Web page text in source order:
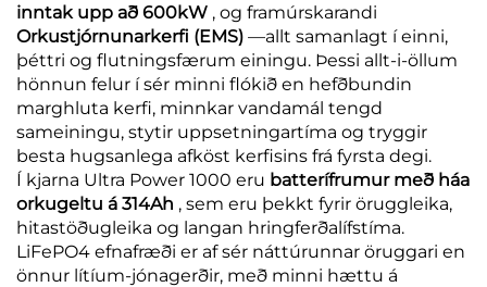
inntak upp að 600kW , og framúrskarandi
Orkustjórnunarkerfi (EMS) —allt samanlagt í einni,
þéttri og flutningsfærum einingu. Þessi allt-i-öllum
hönnun felur í sér minni flókið en hefðbundin
marghluta kerfi, minnkar vandamál tengd
sameiningu, stytir uppsetningartíma og tryggir
besta hugsanlega afköst kerfisins frá fyrsta degi.
Í kjarna Ultra Power 1000 eru batterífrumur með háa
orkugeltu á 314Ah , sem eru þekkt fyrir öruggleika,
hitastöðugleika og langan hringferðalífstíma.
LiFePO4 efnafræði er af sér náttúrunnar öruggari en
önnur lítíum-jónagerðir, með minni hættu á